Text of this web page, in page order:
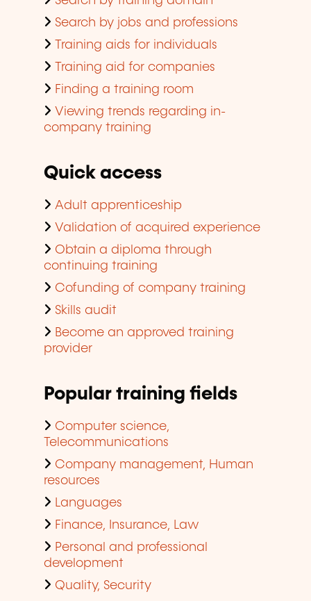
Search by jobs and professions
Training aids for individuals
Training aid for companies
Finding a training room
Viewing trends regarding in-
company training
Quick access
Adult apprenticeship
Validation of acquired experience
Obtain a diploma through
continuing training
Cofunding of company training
Skills audit
Become an approved training
provider
Popular training fields
Computer science,
Telecommunications
Company management, Human
resources
Languages
Finance, Insurance, Law
Personal and professional
development
Quality, Security